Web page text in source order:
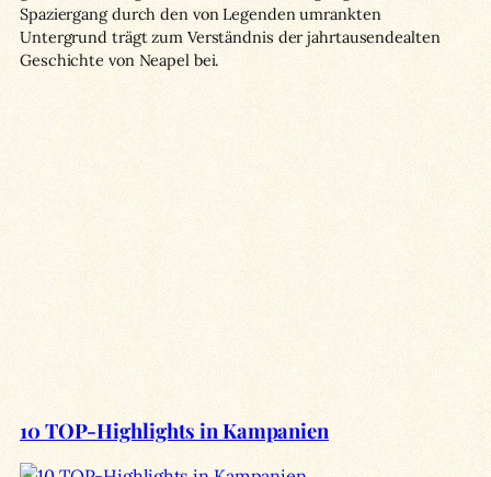
Spaziergang durch den von Legenden umrankten
Untergrund trägt zum Verständnis der jahrtausendealten
Geschichte von Neapel bei.
10 TOP-Highlights in Kampanien